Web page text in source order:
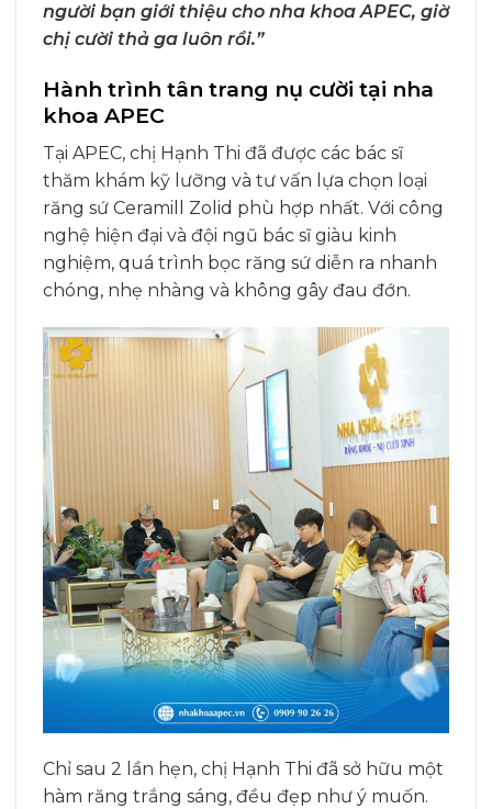
người bạn giới thiệu cho nha khoa APEC, giờ
chị cười thả ga luôn rồi.”
Hành trình tân trang nụ cười tại nha
khoa APEC
Tại APEC, chị Hạnh Thi đã được các bác sĩ
thăm khám kỹ lưỡng và tư vấn lựa chọn loại
răng sứ Ceramill Zolid phù hợp nhất. Với công
nghệ hiện đại và đội ngũ bác sĩ giàu kinh
nghiệm, quá trình bọc răng sứ diễn ra nhanh
chóng, nhẹ nhàng và không gây đau đớn.
Chỉ sau 2 lần hẹn, chị Hạnh Thi đã sở hữu một
hàm răng trắng sáng, đều đẹp như ý muốn.